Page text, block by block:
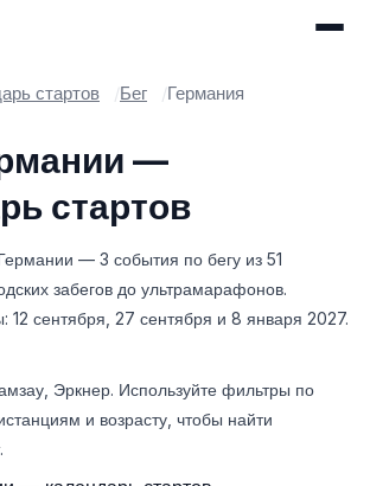
стартов Бег Германия
—
стартов
— 3 события по бегу из 51
забегов до ультрамарафонов.
12 сентября, 27 сентября и 8 января 2027.
Эркнер. Используйте фильтры по
и возрасту, чтобы найти